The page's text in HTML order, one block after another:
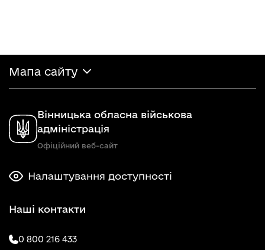
Мапа сайту
Вінницька обласна військова
адміністрація
Офіційний веб-сайт
Налаштування доступності
Наші контакти
0 800 216 433